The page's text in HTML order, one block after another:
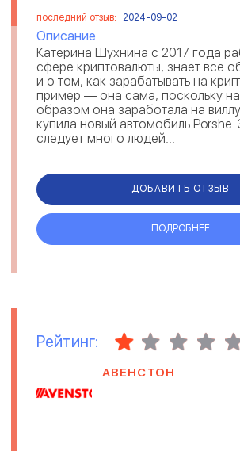
последний отзыв: 2024-09-02
Описание
Катерина Шухнина с 2017 года
сфере криптовалюты, знает все
и о том, как зарабатывать на
пример — она сама, поскольку
образом она заработала на
купила новый автомобиль Porshe.
следует много людей...
ДОБАВИТЬ ОТЗЫВ
ПОДРОБНЕЕ
Рейтинг:
АВЕНСТОН